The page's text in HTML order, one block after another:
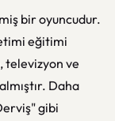
bir oyuncudur.
eğitimi
televizyon ve
Daha
gibi